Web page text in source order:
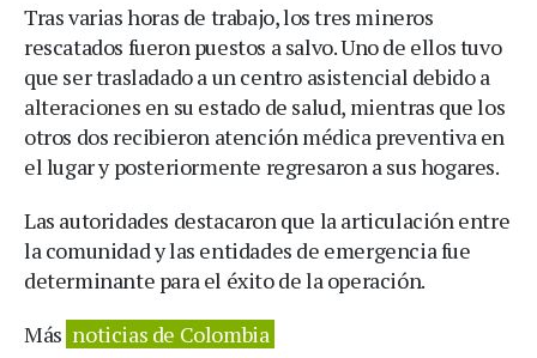
Tras varias horas de trabajo, los tres mineros
rescatados fueron puestos a salvo. Uno de ellos tuvo
que ser trasladado a un centro asistencial debido a
alteraciones en su estado de salud, mientras que los
otros dos recibieron atención médica preventiva en
el lugar y posteriormente regresaron a sus hogares.
Las autoridades destacaron que la articulación entre
la comunidad y las entidades de emergencia fue
determinante para el éxito de la operación.
Más noticias de Colombia